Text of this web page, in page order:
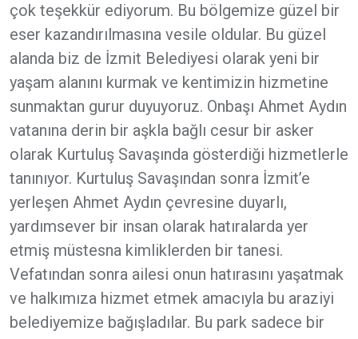
çok teşekkür ediyorum. Bu bölgemize güzel bir
eser kazandırılmasına vesile oldular. Bu güzel
alanda biz de İzmit Belediyesi olarak yeni bir
yaşam alanını kurmak ve kentimizin hizmetine
sunmaktan gurur duyuyoruz. Onbaşı Ahmet Aydın
vatanına derin bir aşkla bağlı cesur bir asker
olarak Kurtuluş Savaşında gösterdiği hizmetlerle
tanınıyor. Kurtuluş Savaşından sonra İzmit’e
yerleşen Ahmet Aydın çevresine duyarlı,
yardımsever bir insan olarak hatıralarda yer
etmiş müstesna kimliklerden bir tanesi.
Vefatından sonra ailesi onun hatırasını yaşatmak
ve halkımıza hizmet etmek amacıyla bu araziyi
belediyemize bağışladılar. Bu park sadece bir